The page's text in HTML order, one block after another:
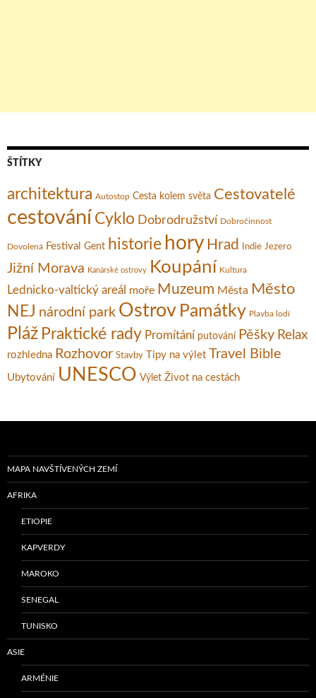
ŠTÍTKY
architektura Autostop Cesta kolem světa Cestovatelé
cestování Cyklo Dobrodružství Dobročinnost
Dovolená Festival Gent historie hory Hrad Indie Jezero
Jižní Morava Kanárské ostrovy Koupání Kultura
Lednicko-valtický areál moře Muzeum Města Město
NEJ národní park Ostrov Památky Plavba lodí
Pláž Praktické rady Promítání putování Pěšky Relax
rozhledna Rozhovor Stavby Tipy na výlet Travel Bible
Ubytování UNESCO Výlet Život na cestách
MAPA NAVŠTÍVENÝCH ZEMÍ
AFRIKA
ETIOPIE
KAPVERDY
MAROKO
SENEGAL
TUNISKO
ASIE
ARMÉNIE